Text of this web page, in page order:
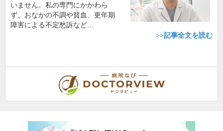
いません。私の専門にかかわら
ず、おなかの不調や貧血、更年期
障害による不定愁訴など…
>>記事全文を読む